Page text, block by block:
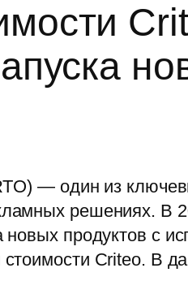
— один из
решениях. В
новых продуктов с
Criteo. В